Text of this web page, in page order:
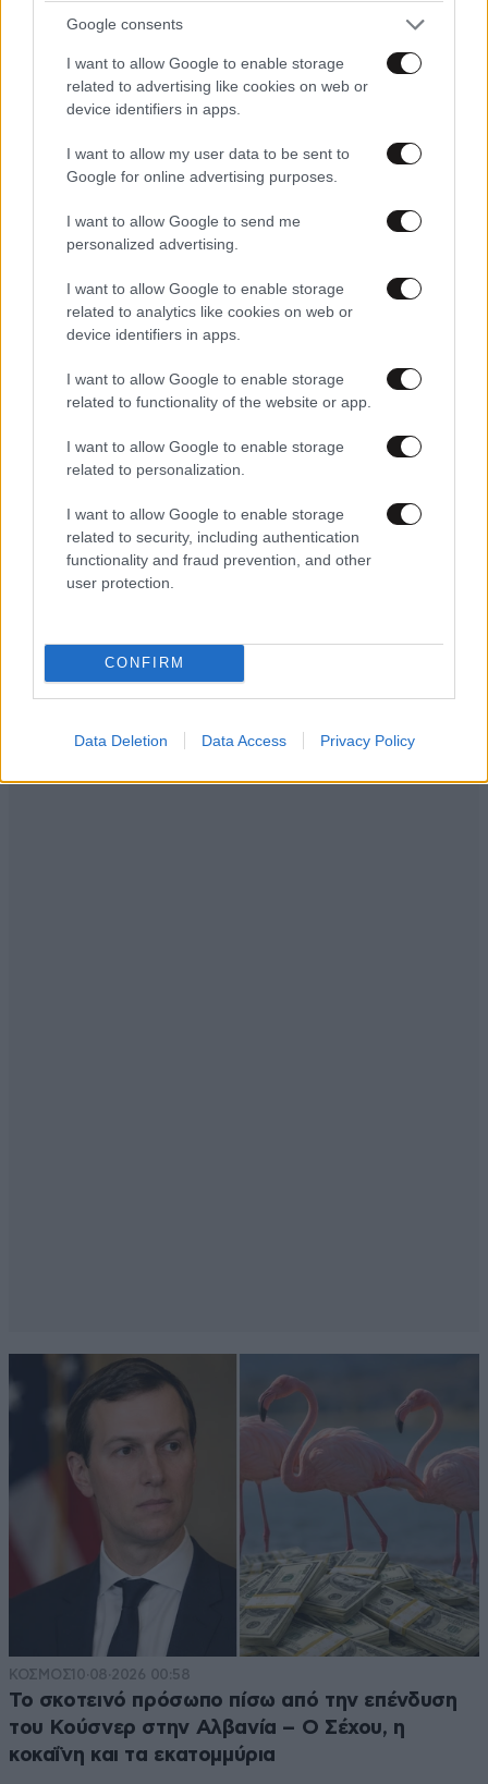
Google consents
I want to allow Google to enable storage
related to advertising like cookies on web or
device identifiers in apps.
I want to allow my user data to be sent to
Google for online advertising purposes.
I want to allow Google to send me
personalized advertising.
I want to allow Google to enable storage
related to analytics like cookies on web or
device identifiers in apps.
I want to allow Google to enable storage
related to functionality of the website or app.
I want to allow Google to enable storage
related to personalization.
I want to allow Google to enable storage
related to security, including authentication
functionality and fraud prevention, and other
user protection.
CONFIRM
Data Deletion Data Access Privacy Policy
TRENDING
ΕΛΛΑΔΑ10·08·2026 00:07
Σαν σήμερα 10 Αυγούστου: Η Ελλάδα αγγίζει
για λίγο το όνειρο «των δύο ηπείρων και των
πέντε θαλασσών»
ΚΟΣΜΟΣ10·08·2026 00:58
Το σκοτεινό πρόσωπο πίσω από την επένδυση
του Κούσνερ στην Αλβανία – Ο Σέχου, η
κοκαΐνη και τα εκατομμύρια